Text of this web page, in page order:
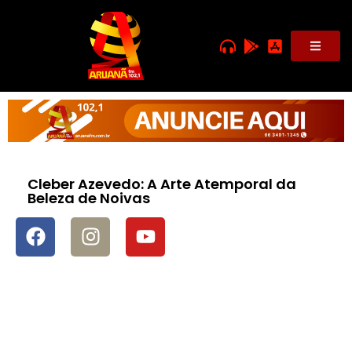
Cleber Azevedo: A Arte Atemporal da
Beleza de Noivas